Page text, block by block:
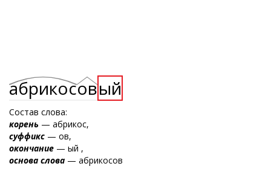
абрикосовый
Состав слова:
корень — абрикос,
суффикс — ов,
окончание — ый ,
основа слова — абрикосов